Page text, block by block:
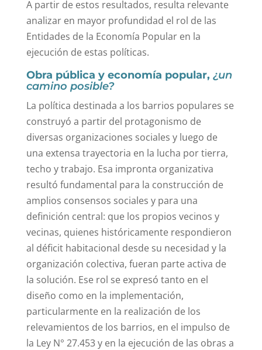
A partir de estos resultados, resulta relevante
analizar en mayor profundidad el rol de las
Entidades de la Economía Popular en la
ejecución de estas políticas.
Obra pública y economía popular, ¿un
camino posible?
La política destinada a los barrios populares se
construyó a partir del protagonismo de
diversas organizaciones sociales y luego de
una extensa trayectoria en la lucha por tierra,
techo y trabajo. Esa impronta organizativa
resultó fundamental para la construcción de
amplios consensos sociales y para una
definición central: que los propios vecinos y
vecinas, quienes históricamente respondieron
al déficit habitacional desde su necesidad y la
organización colectiva, fueran parte activa de
la solución. Ese rol se expresó tanto en el
diseño como en la implementación,
particularmente en la realización de los
relevamientos de los barrios, en el impulso de
la Ley N° 27.453 y en la ejecución de las obras a